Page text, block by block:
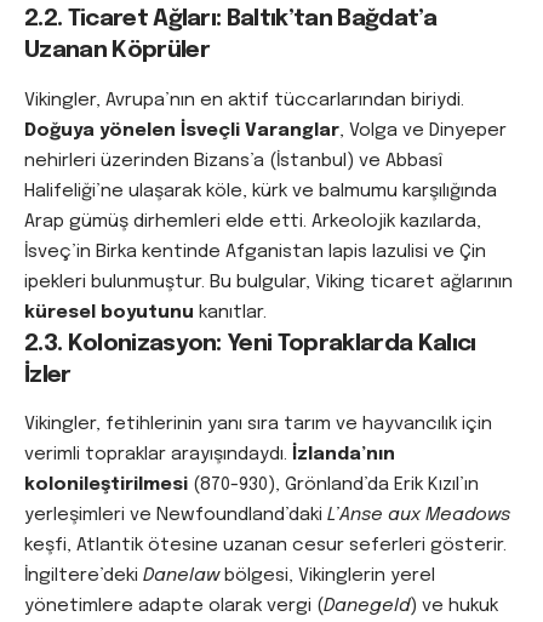
2.2. Ticaret Ağları: Baltık’tan Bağdat’a
Uzanan Köprüler
Vikingler, Avrupa’nın en aktif tüccarlarından biriydi.
Doğuya yönelen İsveçli Varanglar, Volga ve Dinyeper
nehirleri üzerinden Bizans’a (İstanbul) ve Abbasî
Halifeliği’ne ulaşarak köle, kürk ve balmumu karşılığında
Arap gümüş dirhemleri elde etti. Arkeolojik kazılarda,
İsveç’in Birka kentinde Afganistan lapis lazulisi ve Çin
ipekleri bulunmuştur. Bu bulgular, Viking ticaret ağlarının
küresel boyutunu kanıtlar.
2.3. Kolonizasyon: Yeni Topraklarda Kalıcı
İzler
Vikingler, fetihlerinin yanı sıra tarım ve hayvancılık için
verimli topraklar arayışındaydı.
İzlanda’nın
kolonileştirilmesi (870-930), Grönland’da Erik Kızıl’ın
yerleşimleri ve Newfoundland’daki L’Anse aux Meadows
keşfi, Atlantik ötesine uzanan cesur seferleri gösterir.
İngiltere’deki Danelawbölgesi, Vikinglerin yerel
yönetimlere adapte olarak vergi (Danegeld) ve hukuk